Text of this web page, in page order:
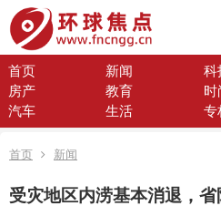
首页 新闻 科
房产
教育 时
汽车
生活 专
首页 新闻
受灾地区内涝基本消退，